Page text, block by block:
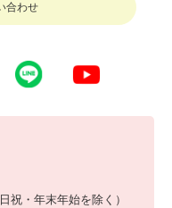
合わせ
祝・年末年始を除く）